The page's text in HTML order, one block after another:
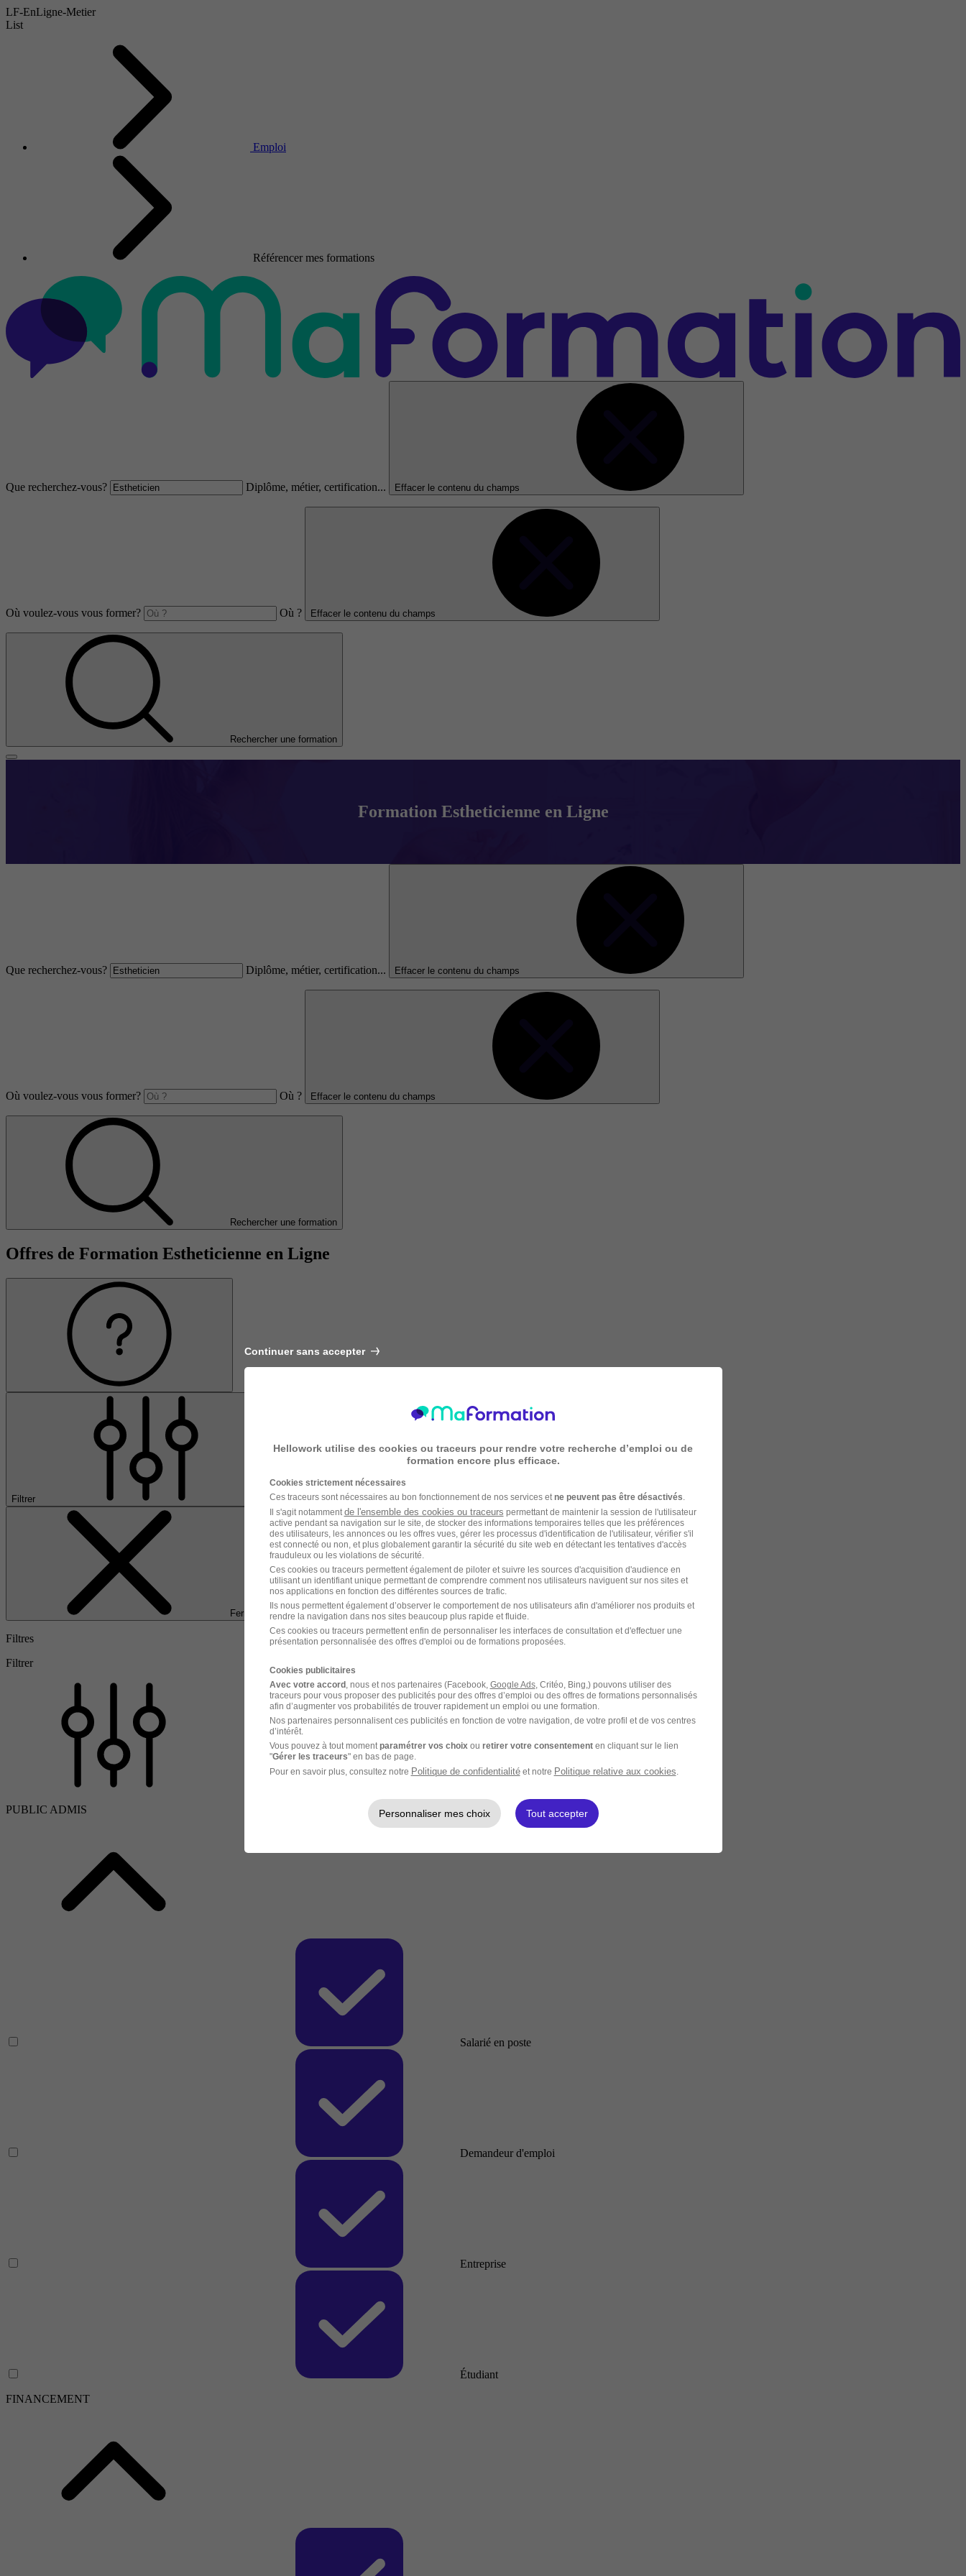
LF-EnLigne-Metier
List
Emploi
Référencer mes formations
Que recherchez-vous? Diplôme, métier, certification... Effacer le contenu du champs
Où voulez-vous vous former? Où ? Effacer le contenu du champs
Rechercher une formation
Formation Estheticienne en Ligne
Que recherchez-vous? Diplôme, métier, certification... Effacer le contenu du champs
Où voulez-vous vous former? Où ? Effacer le contenu du champs
Rechercher une formation
Offres de Formation Estheticienne en Ligne
Filtrer
Fermer
Filtres
Filtrer
PUBLIC ADMIS
Salarié en poste
Demandeur d'emploi
Entreprise
Étudiant
FINANCEMENT
Continuer sans accepter
Hellowork utilise des cookies ou traceurs pour rendre votre recherche d’emploi ou de
formation encore plus efficace.
Cookies strictement nécessaires
Ces traceurs sont nécessaires au bon fonctionnement de nos services et ne peuvent pas être désactivés
Il s'agit notamment de l'ensemble des cookies ou traceurs permettant de maintenir la session de l'utilisateur
active pendant sa navigation sur le site, de stocker des informations temporaires telles que les préférences
des utilisateurs, les annonces ou les offres vues, gérer les processus d'identification de l'utilisateur, vérifier s'il
est connecté ou non, et plus globalement garantir la sécurité du site web en détectant les tentatives d'accès
frauduleux ou les violations de sécurité.
Ces cookies ou traceurs permettent également de piloter et suivre les sources d'acquisition d'audience en
utilisant un identifiant unique permettant de comprendre comment nos utilisateurs naviguent sur nos sites et
nos applications en fonction des différentes sources de trafic.
Ils nous permettent également d’observer le comportement de nos utilisateurs afin d'améliorer nos produits et
rendre la navigation dans nos sites beaucoup plus rapide et fluide.
Ces cookies ou traceurs permettent enfin de personnaliser les interfaces de consultation et d'effectuer une
présentation personnalisée des offres d'emploi ou de formations proposées.
Cookies publicitaires
Avec votre accord, nous et nos partenaires (Facebook, Google Ads, Critéo, Bing,) pouvons utiliser des
traceurs pour vous proposer des publicités pour des offres d’emploi ou des offres de formations personnalisés
afin d’augmenter vos probabilités de trouver rapidement un emploi ou une formation.
Nos partenaires personnalisent ces publicités en fonction de votre navigation, de votre profil et de vos centres
d’intérêt.
Vous pouvez à tout moment paramétrer vos choix ou retirer votre consentementen cliquant sur le lien
"Gérer les traceurs" en bas de page.
Pour en savoir plus, consultez notre Politique de confidentialitéet notre Politique relative aux cookies
Personnaliser mes choix Tout accepter